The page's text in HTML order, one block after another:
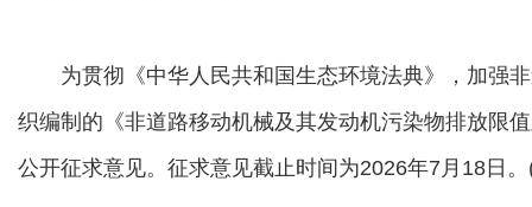
为贯彻《中华人民共和国生态环境法典》，加强非
织编制的《非道路移动机械及其发动机污染物排放限
公开征求意见。征求意见截止时间为2026年7月18日